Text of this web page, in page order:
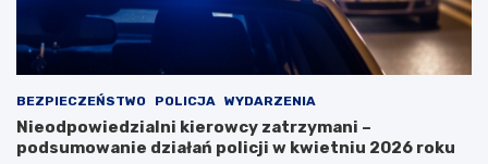
BEZPIECZEŃSTWO POLICJA WYDARZENIA
Nieodpowiedzialni kierowcy zatrzymani –
podsumowanie działań policji w kwietniu 2026 roku